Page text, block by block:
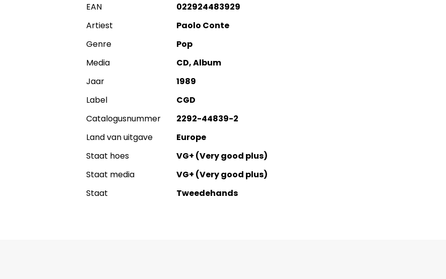
EAN
022924483929
Artiest
Paolo Conte
Genre
Pop
Media
CD, Album
Jaar
1989
Label
CGD
Catalogusnummer
2292-44839-2
Land van uitgave
Europe
Staat hoes
VG+ (Very good plus)
Staat media
VG+ (Very good plus)
Staat
Tweedehands